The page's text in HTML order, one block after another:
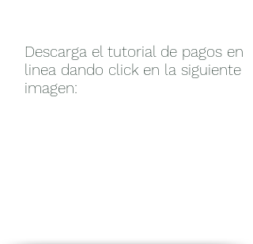
Descarga el tutorial de pagos en
linea dando click en la siguiente
imagen: